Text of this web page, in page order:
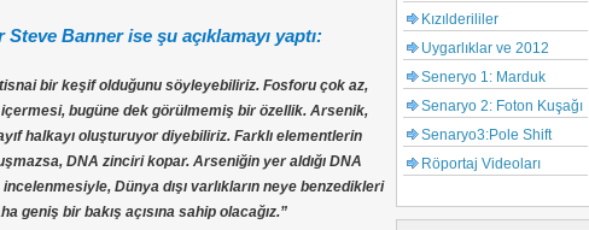
Banner ise şu açıklamayı yaptı:
bir keşif olduğunu söyleyebiliriz. Fosforu çok az,
bugüne dek görülmemiş bir özellik. Arsenik,
halkayı oluşturuyor diyebiliriz. Farklı elementlerin
DNA zinciri kopar. Arseniğin yer aldığı DNA
Dünya dışı varlıkların neye benzedikleri
geniş bir bakış açısına sahip olacağız.”
Kızılderililer
Uygarlıklar ve 2012
Seneryo 1: Marduk
Senaryo 2: Foton Kuşağı
Senaryo3:Pole Shift
Röportaj Videoları